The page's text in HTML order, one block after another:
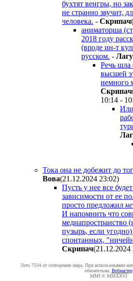
бухтят венгры, но
не странно звучит,
человека. - Cкpипaч
аниматорша
2018 году
(вроде ин-т
русском. -
Речь шла
высшей
немного
Cкpипaч
10:14 -
Тока она не добежит до
Boвa(21.12.2024 23:02)
Пусть у нее все
зависимости от ее
просто предложил
И напомнить что
медиапространство
пузырь, если
спонтанных,
Cкpипaч(21.12.2024
Лето 7534 от сотворения мира. При использовании
обязательна. Вебмастер
MMI © MMXXVI